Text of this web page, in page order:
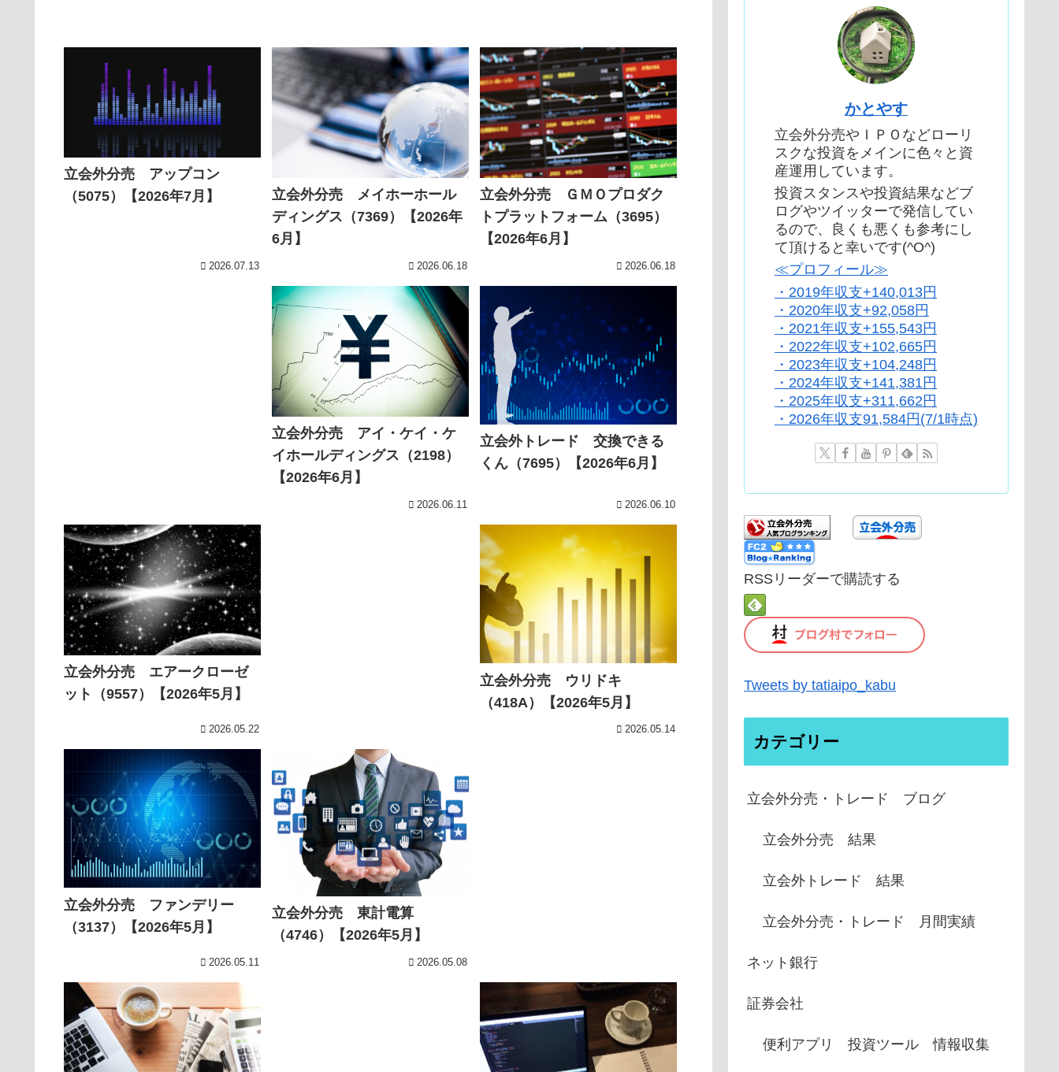
立会外分売 アップコン
（5075）【2026年7月】
2026.07.13
立会外分売 メイホーホール
ディングス（7369）【2026年
6月】
2026.06.18
立会外分売 ＧＭＯプロダク
トプラットフォーム（3695）
【2026年6月】
2026.06.18
立会外分売 アイ・ケイ・ケ
イホールディングス（2198）
【2026年6月】
2026.06.11
立会外トレード 交換できる
くん（7695）【2026年6月】
2026.06.10
立会外分売 エアークローゼ
ット（9557）【2026年5月】
2026.05.22
立会外分売 ウリドキ
（418A）【2026年5月】
2026.05.14
立会外分売 ファンデリー
（3137）【2026年5月】
2026.05.11
立会外分売 東計電算
（4746）【2026年5月】
2026.05.08
かとやす
立会外分売やＩＰＯなどローリ
スクな投資をメインに色々と資
産運用しています。
投資スタンスや投資結果などブ
ログやツイッターで発信してい
るので、良くも悪くも参考にし
て頂けると幸いです(^O^)
≪プロフィール≫
・2019年収支+140,013円
・2020年収支+92,058円
・2021年収支+155,543円
・2022年収支+102,665円
・2023年収支+104,248円
・2024年収支+141,381円
・2025年収支+311,662円
・2026年収支91,584円(7/1時点)
RSSリーダーで購読する
Tweets by tatiaipo_kabu
カテゴリー
立会外分売・トレード ブログ
立会外分売 結果
立会外トレード 結果
立会外分売・トレード 月間実績
ネット銀行
証券会社
便利アプリ 投資ツール 情報収集